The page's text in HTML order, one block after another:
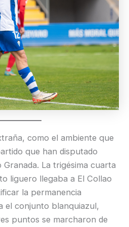
como el ambiente que
que han disputado
La trigésima cuarta
liguero llegaba a El Collao
la permanencia
el conjunto blanquiazul,
puntos se marcharon de